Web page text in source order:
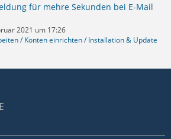
für mehre Sekunden bei E-Mail
2021 um 17:26
/ Konten einrichten / Installation & Update